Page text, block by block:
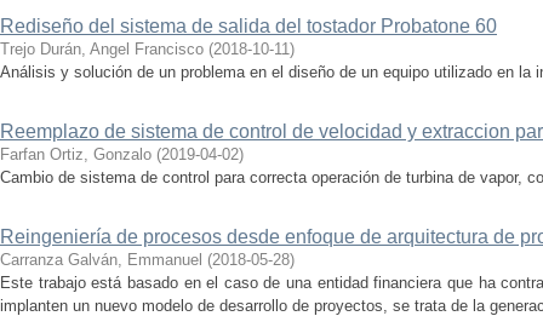
Rediseño del sistema de salida del tostador Probatone 60
Trejo Durán, Angel Francisco (2018-10-11)
Análisis y solución de un problema en el diseño de un equipo utilizado en la
Reemplazo de sistema de control de velocidad y extraccion
Farfan Ortiz, Gonzalo (2019-04-02)
Cambio de sistema de control para correcta operación de turbina de vapor,
Reingeniería de procesos desde enfoque de arquitectura de
Carranza Galván, Emmanuel (2018-05-28)
Este trabajo está basado en el caso de una entidad financiera que ha
implanten un nuevo modelo de desarrollo de proyectos, se trata de la